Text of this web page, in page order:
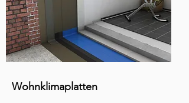
Wohnklimaplatten